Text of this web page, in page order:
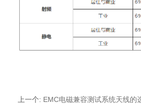
上一个: EMC电磁兼容测试系统天线的